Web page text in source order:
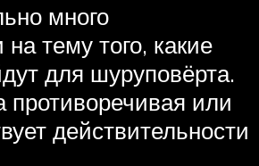
много
тему того, какие
для шуруповёрта.
или
действительности